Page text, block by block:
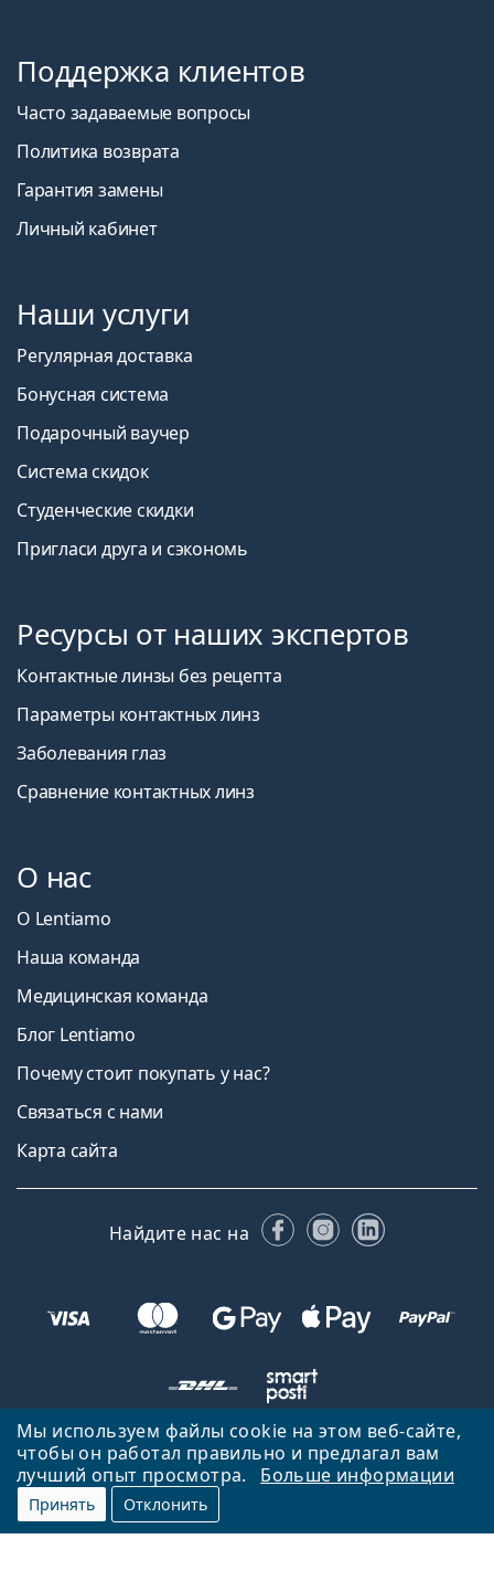
Мы используем файлы cookie на этом веб-сайте,
чтобы он работал правильно и предлагал вам
лучший опыт просмотра.
Больше информации
Принять Отклонить
Поддержка клиентов
Часто задаваемые вопросы
Политика возврата
Гарантия замены
Личный кабинет
Наши услуги
Регулярная доставка
Бонусная система
Подарочный ваучер
Система скидок
Студенческие скидки
Пригласи друга и сэкономь
Ресурсы от наших экспертов
Контактные линзы без рецепта
Параметры контактных линз
Заболевания глаз
Сравнение контактных линз
О нас
О Lentiamo
Наша команда
Медицинская команда
Блог Lentiamo
Почему стоит покупать у нас?
Связаться с нами
Карта сайта
Найдите нас на FacebookInstagram
LinkedIn
Вернуться на главную страницу
Вверх
Lentiamo.lv принадлежит и управляется Lentiamo s.r.o., Чешская
Республика